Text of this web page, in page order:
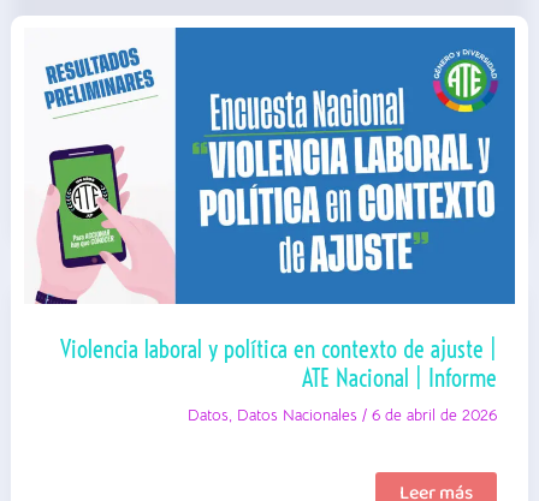
Violencia laboral y política en contexto de ajuste |
ATE Nacional | Informe
Datos, Datos Nacionales /6 de abril de 2026
Violencia
Leer más